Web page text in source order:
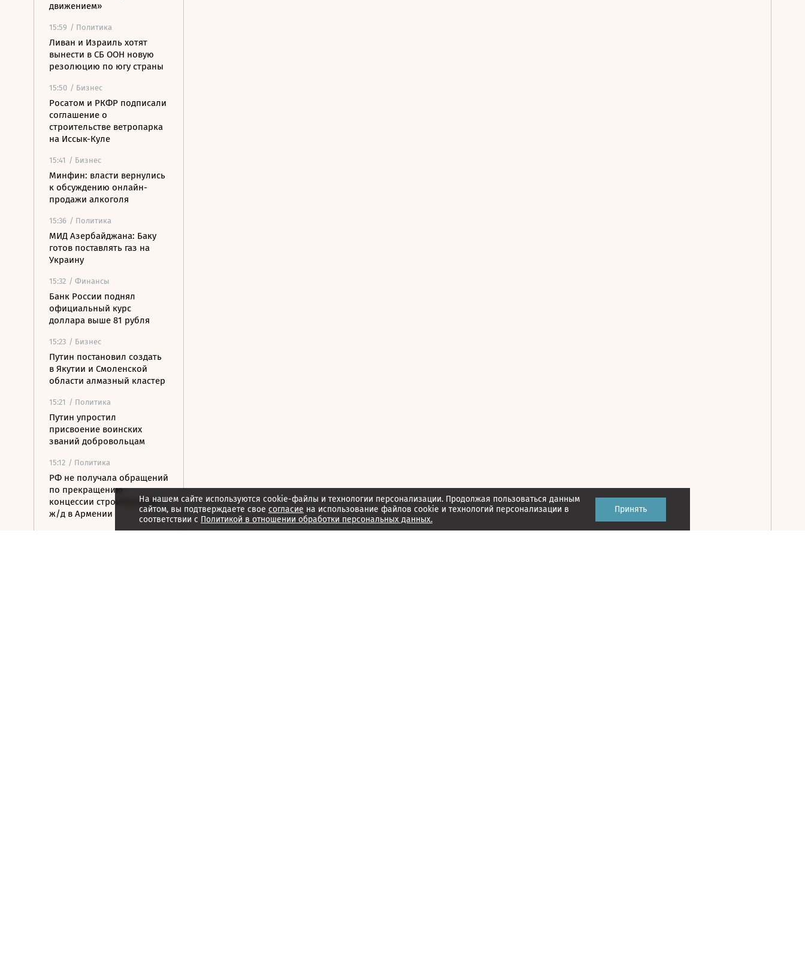
движением»
15:59 / Политика
Ливан и Израиль хотят
вынести в СБ ООН новую
резолюцию по югу страны
15:50 / Бизнес
Росатом и РКФР подписали
соглашение о
строительстве ветропарка
на Иссык-Куле
15:41 / Бизнес
Минфин: власти вернулись
к обсуждению онлайн-
продажи алкоголя
15:36 / Политика
МИД Азербайджана: Баку
готов поставлять газ на
Украину
15:32 / Финансы
Банк России поднял
официальный курс
доллара выше 81 рубля
15:23 / Бизнес
Путин постановил создать
в Якутии и Смоленской
области алмазный кластер
15:21 / Политика
Путин упростил
присвоение воинских
званий добровольцам
15:12 / Политика
РФ не получала обращений
по прекращению
концессии строительства
ж/д в Армении
На нашем сайте используются cookie-файлы и технологии персонализации. Продолжая пользоваться данным
сайтом, вы подтверждаете свое согласие на использование файлов cookie и технологий персонализации в
соответствии с Политикой в отношении обработки персональных данных.
Принять